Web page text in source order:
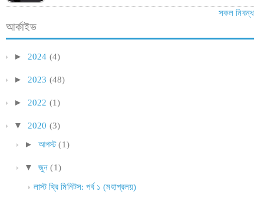
সকল নিবন্ধ
আর্কাইভ
► 2024 (4)
► 2023 (48)
► 2022 (1)
▼ 2020 (3)
► আগস্ট (1)
▼ জুন (1)
লাস্ট থ্রি মিনিটস: পর্ব ১ (মহাপ্রলয়)